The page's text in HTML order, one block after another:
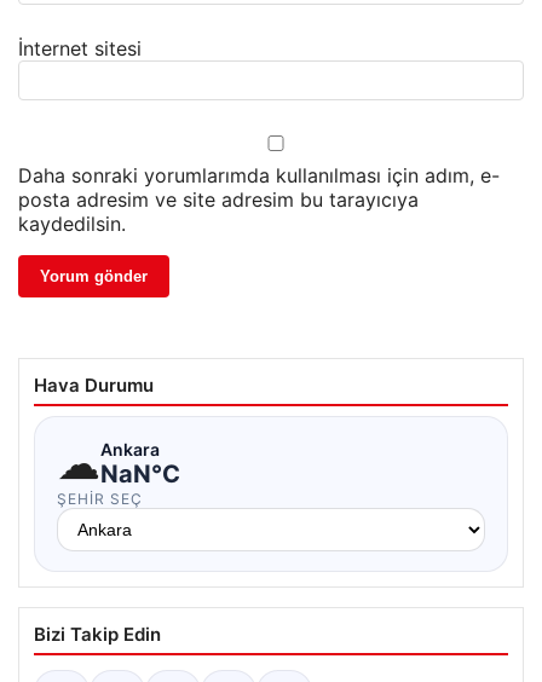
İnternet sitesi
Daha sonraki yorumlarımda kullanılması için adım, e-
posta adresim ve site adresim bu tarayıcıya
kaydedilsin.
Hava Durumu
☁Ankara
NaN°C
ŞEHIR SEÇ
Bizi Takip Edin